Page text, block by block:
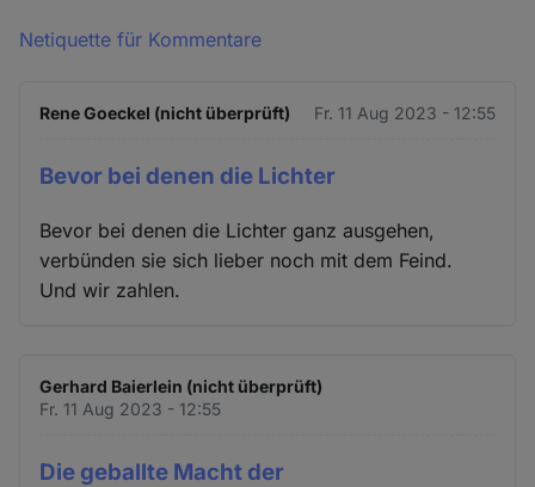
Netiquette für Kommentare
Rene Goeckel (nicht überprüft) Fr. 11 Aug 2023 - 12:55
Bevor bei denen die Lichter
Bevor bei denen die Lichter ganz ausgehen,
verbünden sie sich lieber noch mit dem Feind.
Und wir zahlen.
Gerhard Baierlein (nicht überprüft)
Fr. 11 Aug 2023 - 12:55
Die geballte Macht der